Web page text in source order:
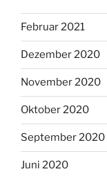
Februar 2021
Dezember 2020
November 2020
Oktober 2020
September 2020
Juni 2020